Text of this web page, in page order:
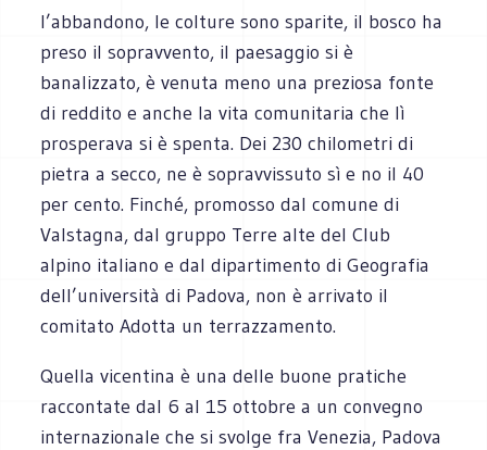
l’abbandono, le colture sono sparite, il bosco ha
preso il sopravvento, il paesaggio si è
banalizzato, è venuta meno una preziosa fonte
di reddito e anche la vita comunitaria che lì
prosperava si è spenta. Dei 230 chilometri di
pietra a secco, ne è sopravvissuto sì e no il 40
per cento. Finché, promosso dal comune di
Valstagna, dal gruppo Terre alte del Club
alpino italiano e dal dipartimento di Geografia
dell’università di Padova, non è arrivato il
comitato Adotta un terrazzamento.
Quella vicentina è una delle buone pratiche
raccontate dal 6 al 15 ottobre a un convegno
internazionale che si svolge fra Venezia, Padova